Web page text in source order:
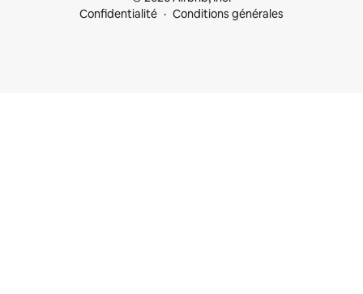
Confidentialité
Conditions générales